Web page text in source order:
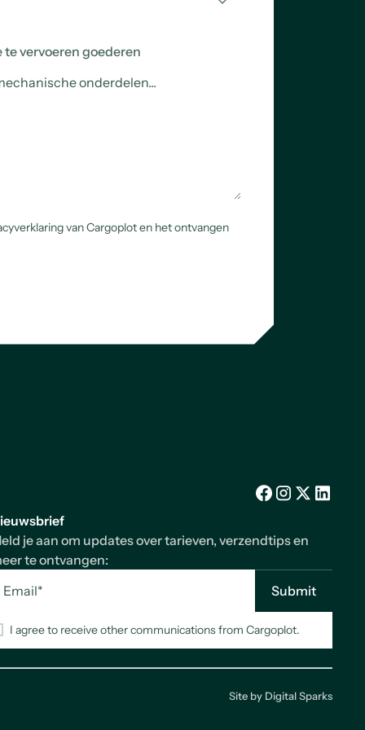
vervoeren goederen
van Cargoplot en het ontvangen
je aan om updates over tarieven, verzendtips en
te ontvangen:
I agree to receive other communications from Cargoplot.
Site by Digital Sparks